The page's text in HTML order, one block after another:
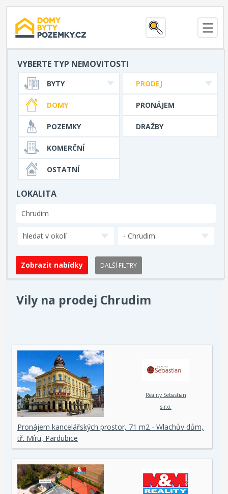
VYBERTE TYP NEMOVITOSTI
PRODEJ
PRONÁJEM
DRAŽBY
BYTY
DOMY
POZEMKY
KOMERČNÍ
OSTATNÍ
LOKALITA
hledat v okolí - Chrudim
DALŠÍ FILTRY
Vily na prodej Chrudim
Reality Sebastian
s.r.o.
Pronájem kancelářských prostor, 71 m2 - Wlachův dům,
tř. Míru, Pardubice